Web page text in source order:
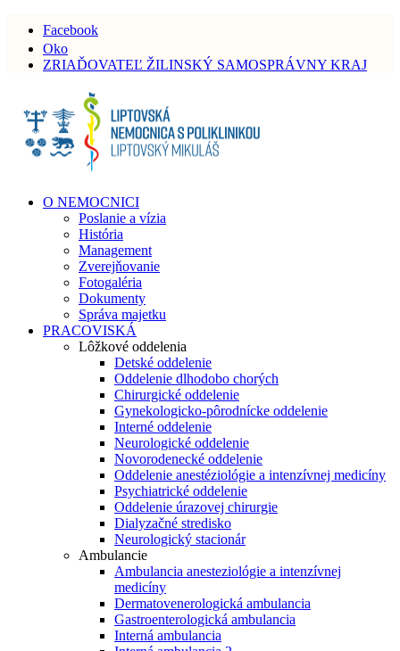
Facebook
Oko
ZRIAĎOVATEĽ ŽILINSKÝ SAMOSPRÁVNY KRAJ
O NEMOCNICI
Poslanie a vízia
História
Management
Zverejňovanie
Fotogaléria
Dokumenty
Správa majetku
PRACOVISKÁ
Lôžkové oddelenia
Detské oddelenie
Oddelenie dlhodobo chorých
Chirurgické oddelenie
Gynekologicko-pôrodnícke oddelenie
Interné oddelenie
Neurologické oddelenie
Novorodenecké oddelenie
Oddelenie anestéziológie a intenzívnej medicíny
Psychiatrické oddelenie
Oddelenie úrazovej chirurgie
Dialyzačné stredisko
Neurologický stacionár
Ambulancie
Ambulancia anesteziológie a intenzívnej
medicíny
Dermatovenerologická ambulancia
Gastroenterologická ambulancia
Interná ambulancia